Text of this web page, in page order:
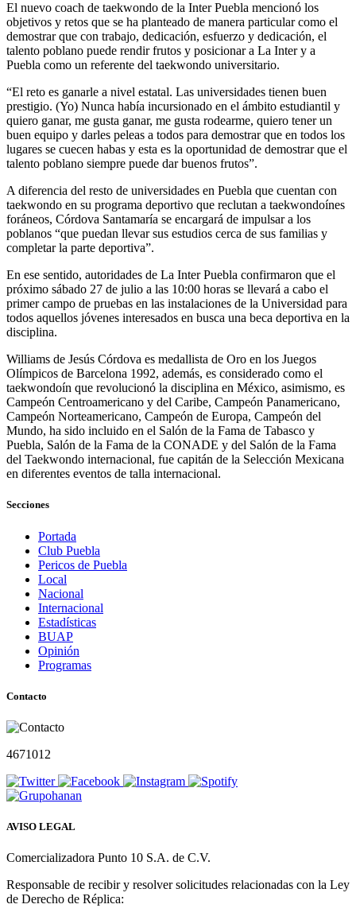
El nuevo coach de taekwondo de la Inter Puebla mencionó los
objetivos y retos que se ha planteado de manera particular como el
demostrar que con trabajo, dedicación, esfuerzo y dedicación, el
talento poblano puede rendir frutos y posicionar a La Inter y a
Puebla como un referente del taekwondo universitario.
“El reto es ganarle a nivel estatal. Las universidades tienen buen
prestigio. (Yo) Nunca había incursionado en el ámbito estudiantil y
quiero ganar, me gusta ganar, me gusta rodearme, quiero tener un
buen equipo y darles peleas a todos para demostrar que en todos los
lugares se cuecen habas y esta es la oportunidad de demostrar que el
talento poblano siempre puede dar buenos frutos”.
A diferencia del resto de universidades en Puebla que cuentan con
taekwondo en su programa deportivo que reclutan a taekwondoínes
foráneos, Córdova Santamaría se encargará de impulsar a los
poblanos “que puedan llevar sus estudios cerca de sus familias y
completar la parte deportiva”.
En ese sentido, autoridades de La Inter Puebla confirmaron que el
próximo sábado 27 de julio a las 10:00 horas se llevará a cabo el
primer campo de pruebas en las instalaciones de la Universidad para
todos aquellos jóvenes interesados en busca una beca deportiva en la
disciplina.
Williams de Jesús Córdova es medallista de Oro en los Juegos
Olímpicos de Barcelona 1992, además, es considerado como el
taekwondoín que revolucionó la disciplina en México, asimismo, es
Campeón Centroamericano y del Caribe, Campeón Panamericano,
Campeón Norteamericano, Campeón de Europa, Campeón del
Mundo, ha sido incluido en el Salón de la Fama de Tabasco y
Puebla, Salón de la Fama de la CONADE y del Salón de la Fama
del Taekwondo internacional, fue capitán de la Selección Mexicana
en diferentes eventos de talla internacional.
Secciones
Portada
Club Puebla
Pericos de Puebla
Local
Nacional
Internacional
Estadísticas
BUAP
Opinión
Programas
Contacto
4671012
AVISO LEGAL
Comercializadora Punto 10 S.A. de C.V.
Responsable de recibir y resolver solicitudes relacionadas con la Ley
de Derecho de Réplica: